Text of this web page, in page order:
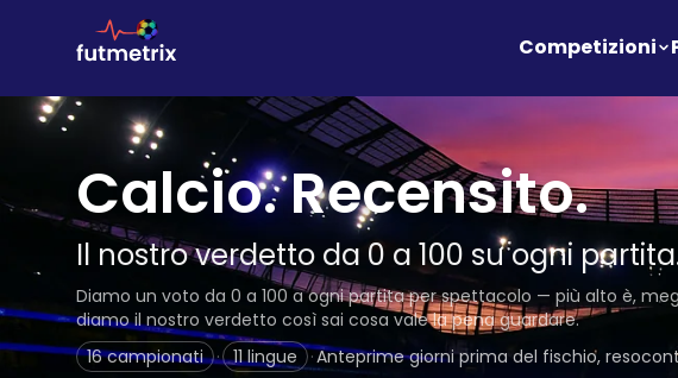
Competizioni
Calcio. Recensito.
Il nostro verdetto da 0 a 100 su ogni
Diamo un voto da 0 a 100 a ogni partita per spettacolo — più alto è,
diamo il nostro verdetto così sai cosa vale la pena guardare.
16 campionati · 11 lingue ·Anteprime giorni prima del fischio,